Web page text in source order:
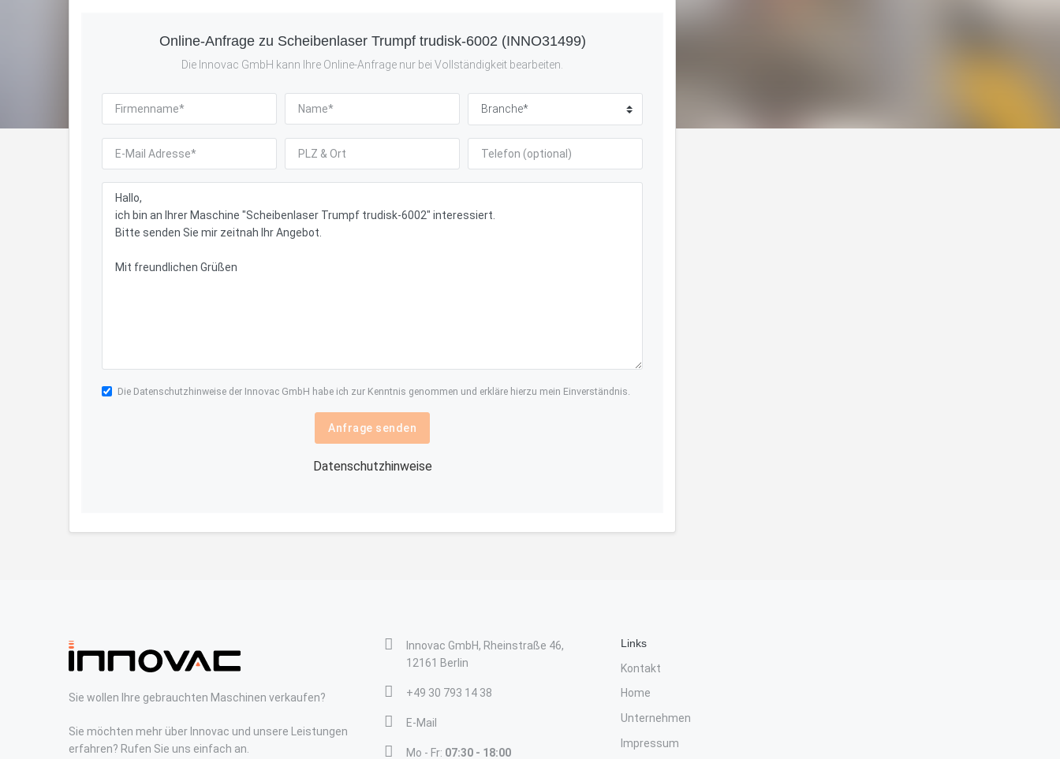
Online-Anfrage zu Scheibenlaser Trumpf trudisk-6002 (INNO31499)
Die Innovac GmbH kann Ihre Online-Anfrage nur bei Vollständigkeit bearbeiten.
Die Datenschutzhinweise der Innovac GmbH habe ich zur Kenntnis genommen und erkläre hierzu mein Einverständnis.
Anfrage senden
Datenschutzhinweise
Sie wollen Ihre gebrauchten Maschinen verkaufen?
Sie möchten mehr über Innovac und unsere Leistungen
erfahren? Rufen Sie uns einfach an.
Innovac GmbH, Rheinstraße 46,
12161 Berlin
+49 30 793 14 38
E-Mail
Mo - Fr: 07:30 - 18:00
Links
Kontakt
Home
Unternehmen
Impressum